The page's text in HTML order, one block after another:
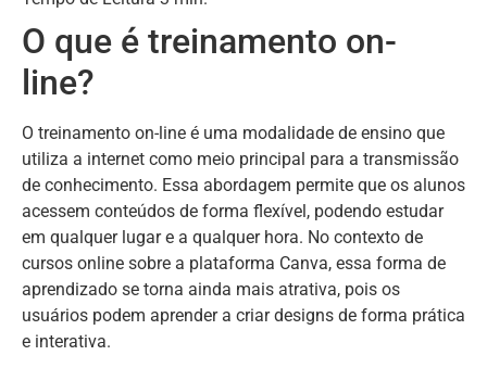
O que é treinamento on-
line?
O treinamento on-line é uma modalidade de ensino que
utiliza a internet como meio principal para a transmissão
de conhecimento. Essa abordagem permite que os alunos
acessem conteúdos de forma flexível, podendo estudar
em qualquer lugar e a qualquer hora. No contexto de
cursos online sobre a plataforma Canva, essa forma de
aprendizado se torna ainda mais atrativa, pois os
usuários podem aprender a criar designs de forma prática
e interativa.